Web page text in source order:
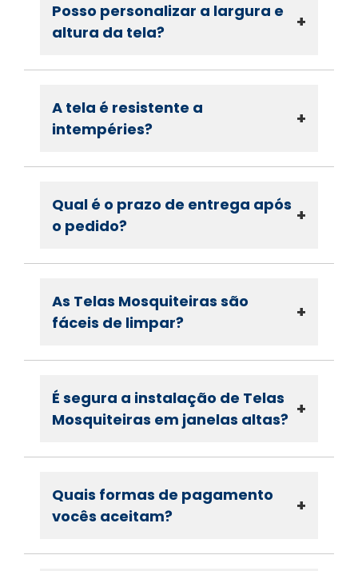
Posso personalizar a largura e
altura da tela?
+
A tela é resistente a
intempéries?
+
Qual é o prazo de entrega após
o pedido?
+
As Telas Mosquiteiras são
fáceis de limpar?
+
É segura a instalação de Telas
Mosquiteiras em janelas altas? +
Quais formas de pagamento
vocês aceitam?
+